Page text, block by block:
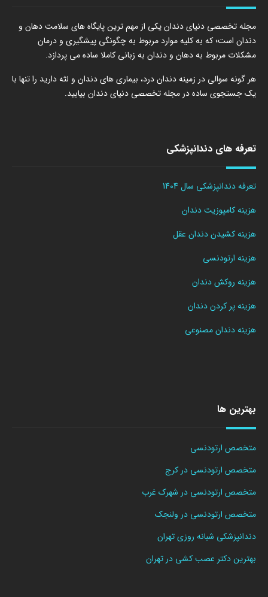
مجله تخصصی دنیای دندان یکی از مهم ترین پایگاه های سلامت دهان و
دندان است؛ که به کلیه موارد مربوط به چگونگی پیشگیری و درمان
مشکلات مربوط به دهان و دندان به زبانی کاملا ساده می پردازد.
هر گونه سوالی در زمینه دندان درد، بیماری های دندان و لثه دارید را تنها با
یک جستجوی ساده در مجله تخصصی دنیای دندان بیابید.
تعرفه های دندانپزشکی
تعرفه دندانپزشکی سال 1404
هزینه کامپوزیت دندان
هزینه کشیدن دندان عقل
هزینه ارتودنسی
هزینه روکش دندان
هزینه پر کردن دندان
هزینه دندان مصنوعی
بهترین ها
متخصص ارتودنسی
متخصص ارتودنسی در کرج
متخصص ارتودنسی در شهرک غرب
متخصص ارتودنسی در ولنجک
دندانپزشکی شبانه روزی تهران
بهترین دکتر عصب کشی در تهران